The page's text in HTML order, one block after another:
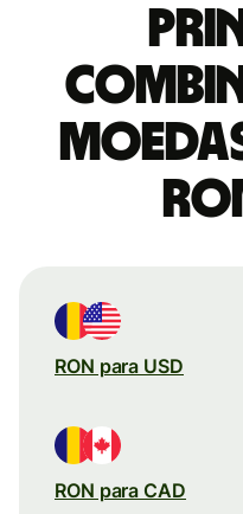
RON para USD
RON para CAD